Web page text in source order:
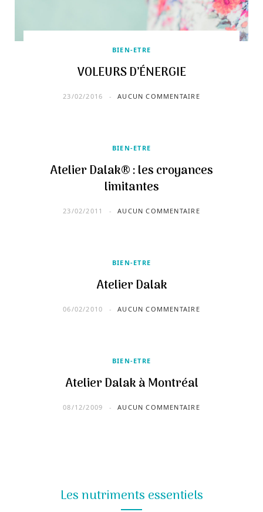
BIEN-ETRE
VOLEURS D’ÉNERGIE
23/02/2016 AUCUN COMMENTAIRE
BIEN-ETRE
Atelier Dalak® : les croyances
limitantes
23/02/2011 AUCUN COMMENTAIRE
BIEN-ETRE
Atelier Dalak
06/02/2010 AUCUN COMMENTAIRE
BIEN-ETRE
Atelier Dalak à Montréal
08/12/2009 AUCUN COMMENTAIRE
Les nutriments essentiels